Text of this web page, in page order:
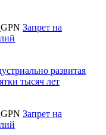
Запрет на
развитая
тысяч лет
Запрет на